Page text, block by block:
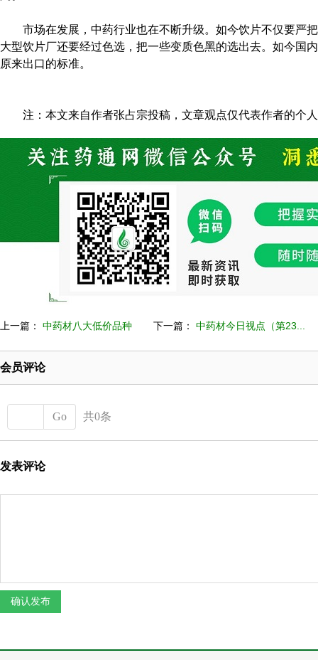
市场在发展，中药行业也在不断升级。如今饮片不仅要严
大型饮片厂还要经过色选，把一些变质色黑的选出去。如今国
原来出口的标准。
注：本文来自作者张占宗投稿，文章观点仅代表作者的个
上一篇： 中药材八大低价品种 下一篇： 中药材今日视点（第23...
会员评论
Go 共0条
发表评论